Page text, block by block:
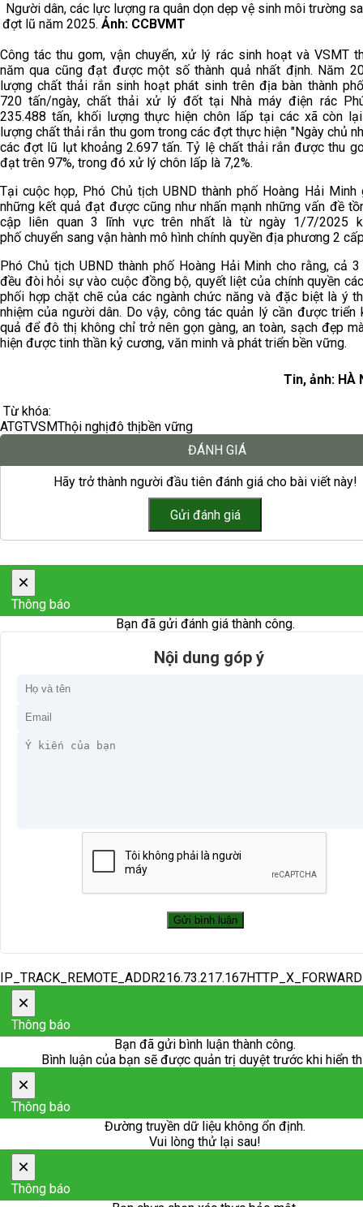
Người dân, các lực lượng ra quân dọn dẹp vệ sinh môi trường
đợt lũ năm 2025. Ảnh: CCBVMT
Công tác thu gom, vận chuyển, xử lý rác sinh hoạt và VSMT
năm qua cũng đạt được một số thành quả nhất định. Năm
lượng chất thải rắn sinh hoạt phát sinh trên địa bàn thành
720 tấn/ngày, chất thải xử lý đốt tại Nhà máy điện rác
235.488 tấn, khối lượng thực hiện chôn lấp tại các xã còn
lượng chất thải rắn thu gom trong các đợt thực hiện "Ngày chủ
các đợt lũ lụt khoảng 2.697 tấn. Tỷ lệ chất thải rắn được thu
đạt trên 97%, trong đó xử lý chôn lấp là 7,2%.
Tại cuộc họp, Phó Chủ tịch UBND thành phố Hoàng Hải Minh
những kết quả đạt được cũng như nhấn mạnh những vấn đề
cập liên quan 3 lĩnh vực trên nhất là từ ngày 1/7/2025
phố chuyển sang vận hành mô hình chính quyền địa phương 2
Phó Chủ tịch UBND thành phố Hoàng Hải Minh cho rằng, cả
đều đòi hỏi sự vào cuộc đồng bộ, quyết liệt của chính quyền
phối hợp chặt chẽ của các ngành chức năng và đặc biệt là ý
nhiệm của người dân. Do vậy, công tác quản lý cần được triển
quả để đô thị không chỉ trở nên gọn gàng, an toàn, sạch đẹp
hiện được tinh thần kỷ cương, văn minh và phát triển bền vững.
Tin, ảnh: HÀ
Từ khóa:
ATGTVSMThội nghịđô thịbền vững
ĐÁNH GIÁ
Hãy trở thành người đầu tiên đánh giá cho bài viết này!
×
Thông báo
Bạn đã gửi đánh giá thành công.
Nội dung góp ý
×
Thông báo
Bạn đã gửi bình luận thành công.
Bình luận của bạn sẽ được quản trị duyệt trước khi hiển
×
Thông báo
Đường truyền dữ liệu không ổn định.
Vui lòng thử lại sau!
×
Thông báo